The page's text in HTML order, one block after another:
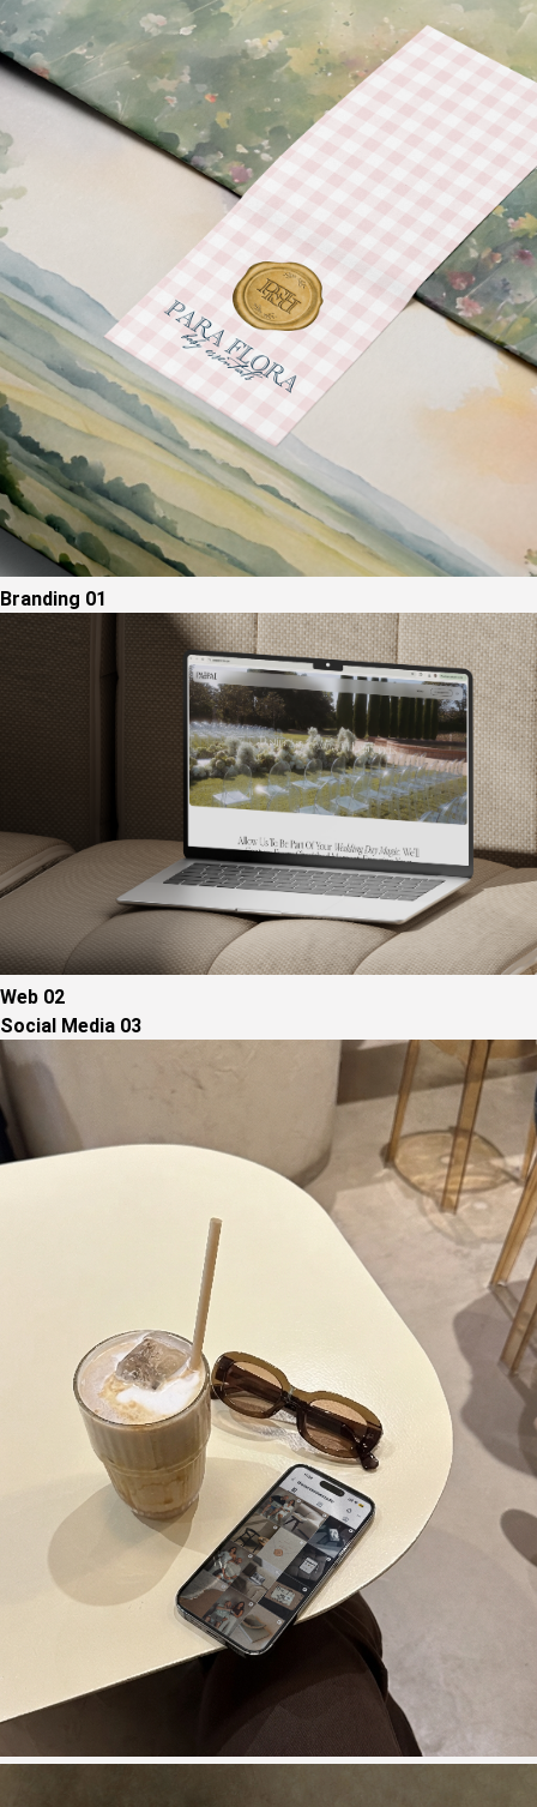
Branding 01
Web 02
Social Media 03